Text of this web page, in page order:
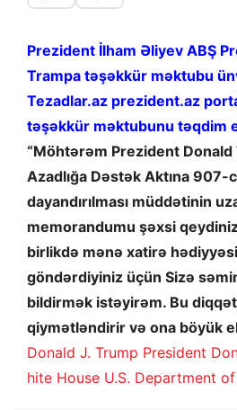
Prezident İlham Əliyev ABŞ
Trampa təşəkkür məktubu
Tezadlar.az prezident.az
təşəkkür məktubunu təqdim
“Möhtərəm Prezident Donald
Azadlığa Dəstək Aktına 907-
dayandırılması müddətinin
memorandumu şəxsi
birlikdə mənə xatirə
göndərdiyiniz üçün Sizə
bildirmək istəyirəm. Bu
qiymətləndirir və ona böyük
Donald J. Trump President
hite House U.S. Department